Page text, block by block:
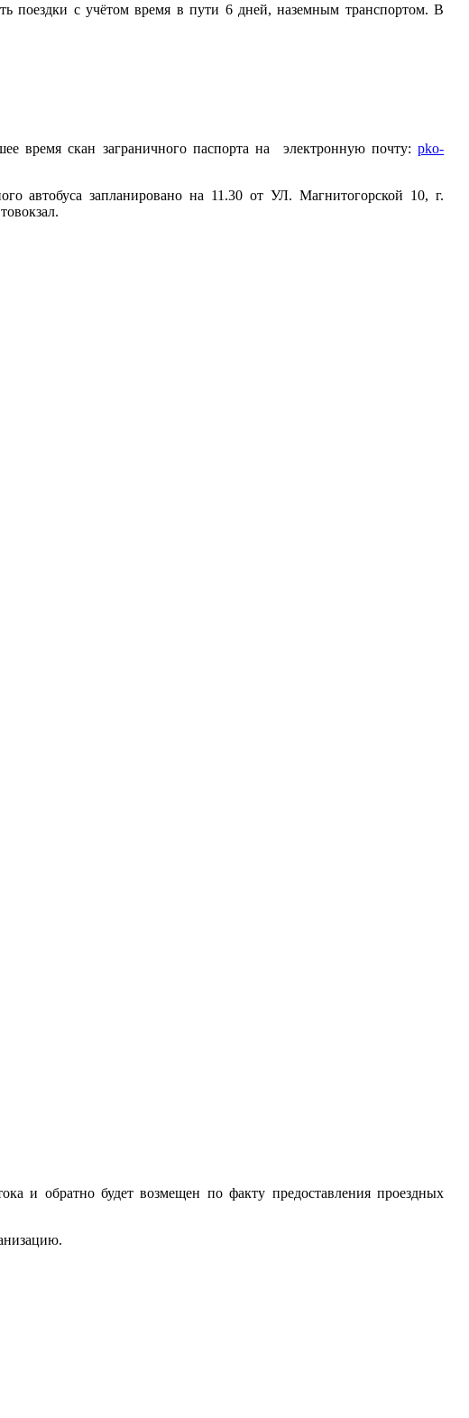
поездки c учётом время в пути 6 дней, наземным транспортом. В
время скан заграничного паспорта на электронную почту:pko-
автобуса запланировано на 11.30 от УЛ. Магнитогорской 10, г.
и обратно будет возмещен по факту предоставления проездных